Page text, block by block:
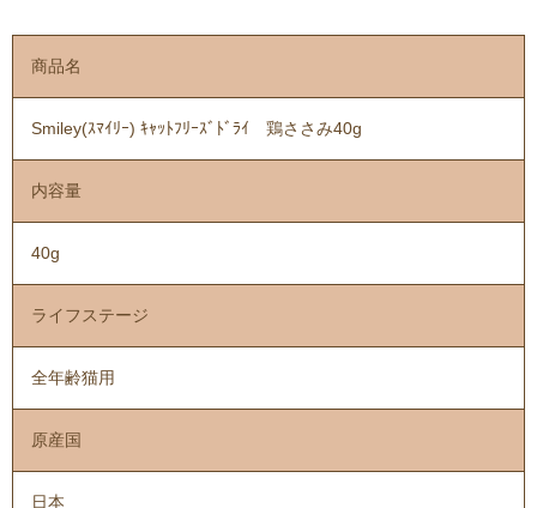
商品名
Smiley(ｽﾏｲﾘｰ) ｷｬｯﾄﾌﾘｰｽﾞﾄﾞﾗｲ 鶏ささみ40g
内容量
40g
ライフステージ
全年齢猫用
原産国
日本